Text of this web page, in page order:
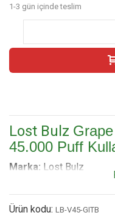
1-3 gün içinde teslim
Lost Bulz
45.000 Puff
Marka: Lost Bulz
Aroma:Grape Ice /
Aroma Profili:
Ürün kodu: LB-V45-GITB